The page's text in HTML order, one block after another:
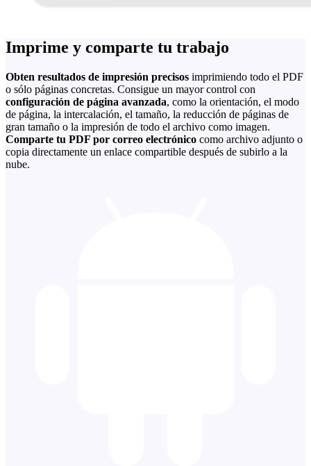
Imprime y comparte tu trabajo
Obten resultados de impresión precisos imprimiendo todo el PDF
o sólo páginas concretas. Consigue un mayor control con
configuración de página avanzada, como la orientación, el modo
de página, la intercalación, el tamaño, la reducción de páginas de
gran tamaño o la impresión de todo el archivo como imagen.
Comparte tu PDF por correo electrónico como archivo adjunto o
copia directamente un enlace compartible después de subirlo a la
nube.